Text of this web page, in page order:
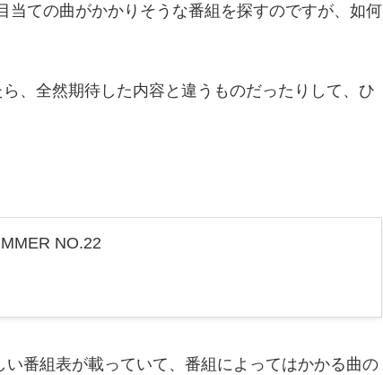
ての曲がかかりそうな番組を探すのですが、如何
、全然期待した内容と違うものだったりして、ひ
NO.22
番組表が載っていて、番組によってはかかる曲の